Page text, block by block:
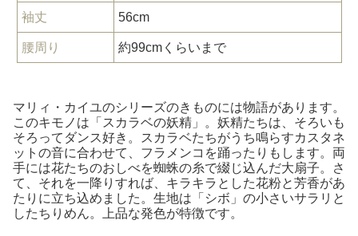
袖丈 56cm
腰周り 約99cmくらいまで
マリィ・カイユのシリーズのきものには物語があります。
このキモノは「スカラベの妖精」。妖精たちは、そろいも
そろってダンス好き。スカラベたちがうち鳴らすカスタネ
ットの音に合わせて、フラメンコを踊ったりもします。両
手には花たちのおしべを蜘蛛の糸で綴じ込んだ大扇子。さ
て、それを一降りすれば、キラキラとした花粉と芳香があ
たりに立ち込めました。生地は「シボ」の小さいサラリと
したちりめん。上品な発色が特徴です。